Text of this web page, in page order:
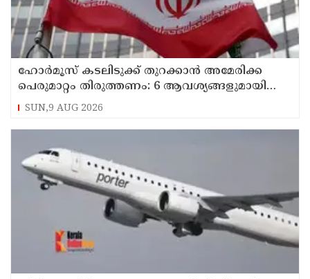
ഹോര്‍മൂസ് കടലിടുക്ക് തുറക്കാന്‍ അമേരിക്ക
പെരുമാറ്റം തിരുത്തണം: 6 ആവശ്യങ്ങളുമായി
ഇറാന്‍ ദേശീയ സുരക്ഷാ കൗണ്‍സില്‍
SUN,9 AUG 2026